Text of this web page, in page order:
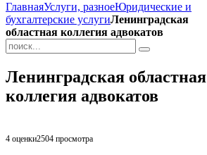
ГлавнаяУслуги, разноеЮридические и
бухгалтерские услугиЛенинградская
областная коллегия адвокатов
Ленинградская областная
коллегия адвокатов
4 оценки2504 просмотра